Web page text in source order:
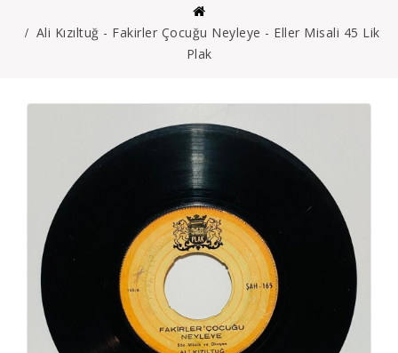
Ali Kızıltuğ - Fakirler Çocuğu Neyleye - Eller Misali 45 Lik
Plak